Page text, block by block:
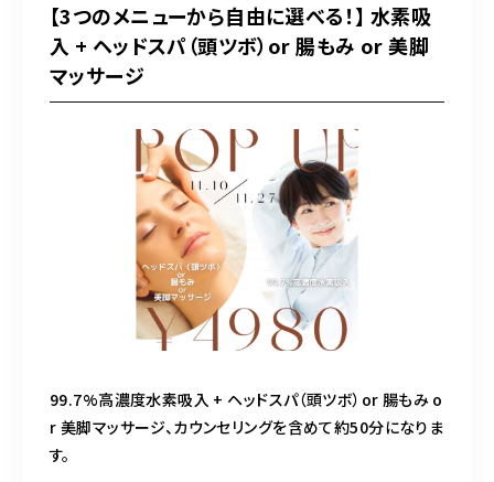
【3つのメニューから自由に選べる！】 水素吸
入 + ヘッドスパ（頭ツボ）or 腸もみ or 美脚
マッサージ
99.7%高濃度水素吸入 + ヘッドスパ（頭ツボ）or 腸もみ o
r 美脚マッサージ、カウンセリングを含めて約50分になりま
す。